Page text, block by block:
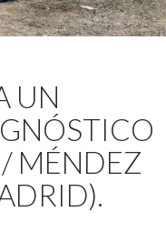
UN
MÉNDEZ